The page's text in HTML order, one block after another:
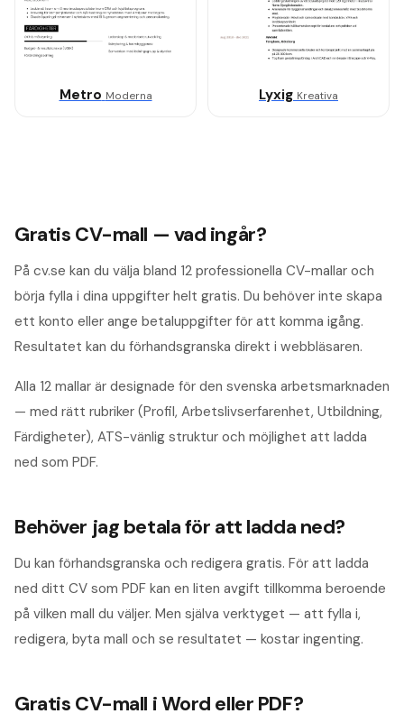
Metro Moderna Lyxig Kreativa
Gratis CV-mall — vad ingår?
På cv.se kan du välja bland 12 professionella CV-mallar och
börja fylla i dina uppgifter helt gratis. Du behöver inte skapa
ett konto eller ange betaluppgifter för att komma igång.
Resultatet kan du förhandsgranska direkt i webbläsaren.
Alla 12 mallar är designade för den svenska arbetsmarknaden
— med rätt rubriker (Profil, Arbetslivserfarenhet, Utbildning,
Färdigheter), ATS-vänlig struktur och möjlighet att ladda
ned som PDF.
Behöver jag betala för att ladda ned?
Du kan förhandsgranska och redigera gratis. För att ladda
ned ditt CV som PDF kan en liten avgift tillkomma beroende
på vilken mall du väljer. Men själva verktyget — att fylla i,
redigera, byta mall och se resultatet — kostar ingenting.
Gratis CV-mall i Word eller PDF?